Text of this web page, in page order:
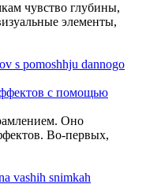
чувство глубины,
элементы,
с помощью
Оно
Во-первых,